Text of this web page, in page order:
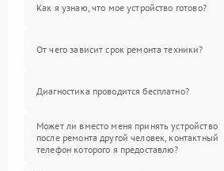
Как я узнаю, что мое устройство готово?
От чего зависит срок ремонта техники?
Диагностика проводится бесплатно?
Может ли вместо меня принять устройство
после ремонта другой человек, контактный
телефон которого я предоставлю?